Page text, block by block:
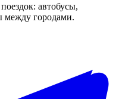
автобусы,
между городами.